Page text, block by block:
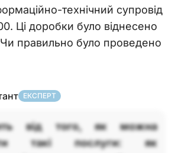
технічний супровід
Ці доробки було віднесено
правильно було проведено
ЕКСПЕРТ
від того, як можна
такі послуги: як